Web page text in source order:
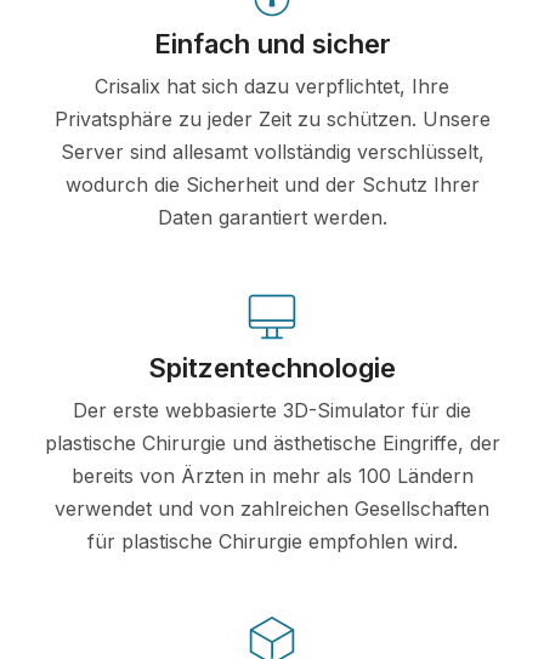
Einfach und sicher
Crisalix hat sich dazu verpflichtet, Ihre
Privatsphäre zu jeder Zeit zu schützen. Unsere
Server sind allesamt vollständig verschlüsselt,
wodurch die Sicherheit und der Schutz Ihrer
Daten garantiert werden.
Spitzentechnologie
Der erste webbasierte 3D-Simulator für die
plastische Chirurgie und ästhetische Eingriffe, der
bereits von Ärzten in mehr als 100 Ländern
verwendet und von zahlreichen Gesellschaften
für plastische Chirurgie empfohlen wird.